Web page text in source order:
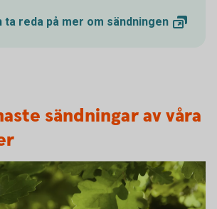
ta reda på mer om sändningen
sändningar av våra